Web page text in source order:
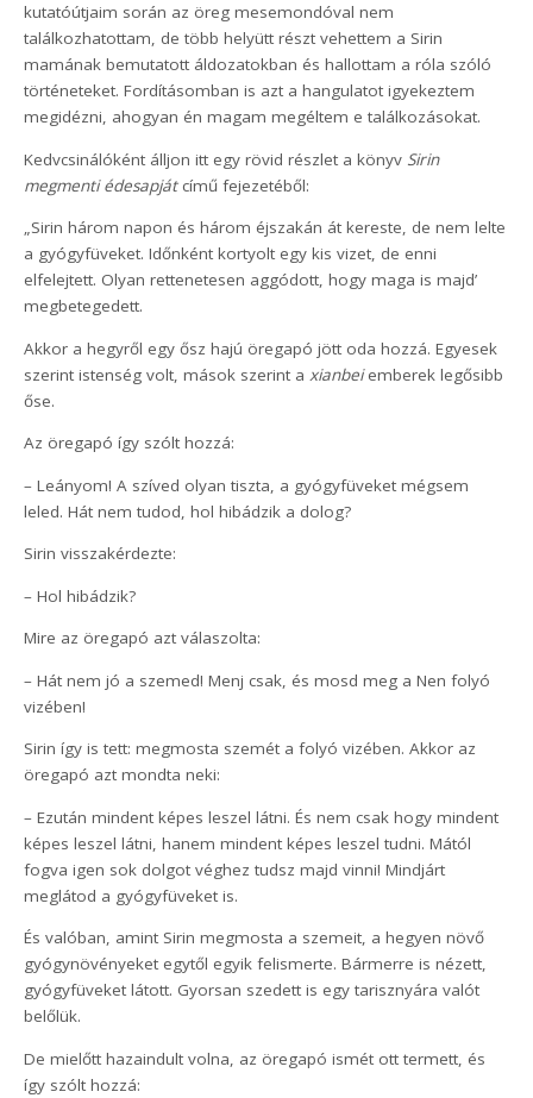
kutatóútjaim során az öreg mesemondóval nem
találkozhatottam, de több helyütt részt vehettem a Sirin
mamának bemutatott áldozatokban és hallottam a róla szóló
történeteket. Fordításomban is azt a hangulatot igyekeztem
megidézni, ahogyan én magam megéltem e találkozásokat.
Kedvcsinálóként álljon itt egy rövid részlet a könyv Sirin
megmenti édesapjátcímű fejezetéből:
„Sirin három napon és három éjszakán át kereste, de nem lelte
a gyógyfüveket. Időnként kortyolt egy kis vizet, de enni
elfelejtett. Olyan rettenetesen aggódott, hogy maga is majd’
megbetegedett.
Akkor a hegyről egy ősz hajú öregapó jött oda hozzá. Egyesek
szerint istenség volt, mások szerint axianbeiemberek legősibb
őse.
Az öregapó így szólt hozzá:
– Leányom! A szíved olyan tiszta, a gyógyfüveket mégsem
leled. Hát nem tudod, hol hibádzik a dolog?
Sirin visszakérdezte:
– Hol hibádzik?
Mire az öregapó azt válaszolta:
– Hát nem jó a szemed! Menj csak, és mosd meg a Nen folyó
vizében!
Sirin így is tett: megmosta szemét a folyó vizében. Akkor az
öregapó azt mondta neki:
– Ezután mindent képes leszel látni. És nem csak hogy mindent
képes leszel látni, hanem mindent képes leszel tudni. Mától
fogva igen sok dolgot véghez tudsz majd vinni! Mindjárt
meglátod a gyógyfüveket is.
És valóban, amint Sirin megmosta a szemeit, a hegyen növő
gyógynövényeket egytől egyik felismerte. Bármerre is nézett,
gyógyfüveket látott. Gyorsan szedett is egy tarisznyára valót
belőlük.
De mielőtt hazaindult volna, az öregapó ismét ott termett, és
így szólt hozzá: